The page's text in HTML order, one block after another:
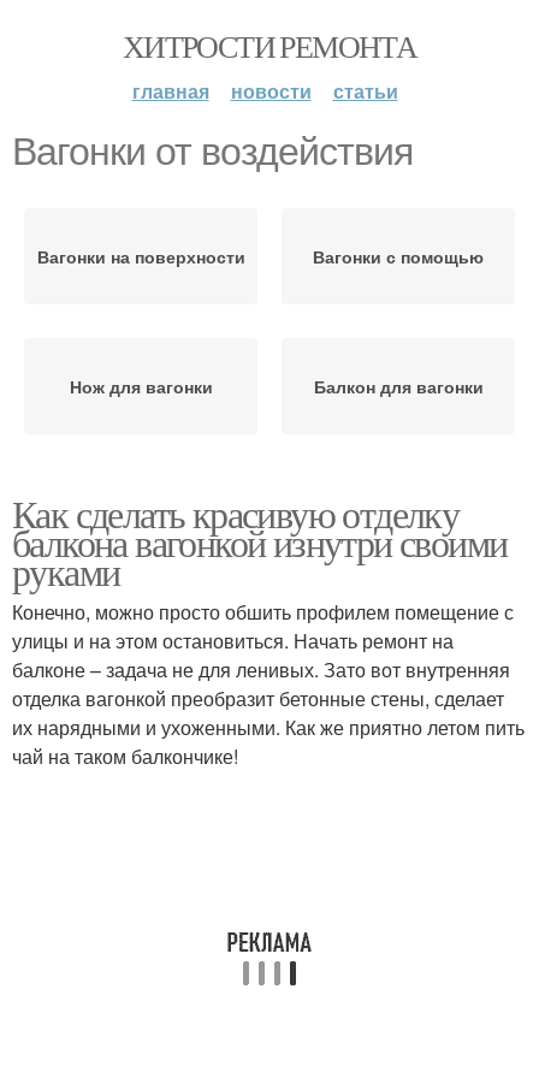
ХИТРОСТИ РЕМОНТА
главная новости статьи
Вагонки от воздействия
Вагонки на поверхности Вагонки с помощью
Нож для вагонки Балкон для вагонки
Как сделать красивую отделку
балкона вагонкой изнутри своими
руками
Конечно, можно просто обшить профилем помещение с
улицы и на этом остановиться. Начать ремонт на
балконе – задача не для ленивых. Зато вот внутренняя
отделка вагонкой преобразит бетонные стены, сделает
их нарядными и ухоженными. Как же приятно летом пить
чай на таком балкончике!